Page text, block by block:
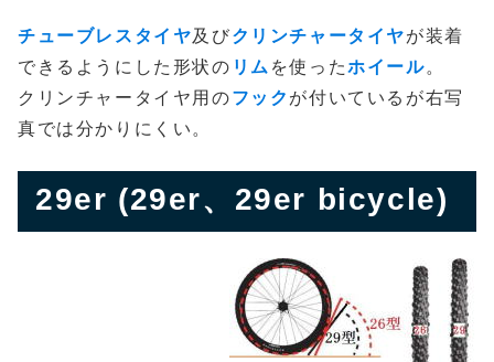
チューブレスタイヤ及びクリンチャータイヤが装着
できるようにした形状の リム を使ったホイール。
クリンチャータイヤ用のフック が付いているが右写
真では分かりにくい。
29er (29er、29er bicycle)